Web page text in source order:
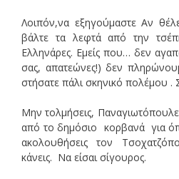
Λοιπόν,να εξηγούμαστε Αν
βάλτε τα λεφτά από την
Ελληνάρες. Εμείς που… δεν
σας, απατεώνες!) δεν
στήσατε πάλι σκηνικό πολέμου .
Μην τολμήσεις,
από το δημόσιο κορβανά για
ακολουθήσεις τον
κάνεις. Να είσαι σίγουρος.